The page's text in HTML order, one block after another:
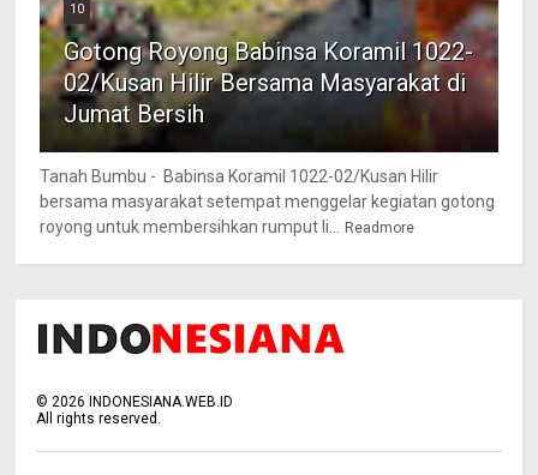
10
Gotong Royong Babinsa Koramil 1022-
02/Kusan Hilir Bersama Masyarakat di
Jumat Bersih
Tanah Bumbu - Babinsa Koramil 1022-02/Kusan Hilir
bersama masyarakat setempat menggelar kegiatan gotong
royong untuk membersihkan rumput li...
Readmore
©2026 INDONESIANA.WEB.ID
All rights reserved.